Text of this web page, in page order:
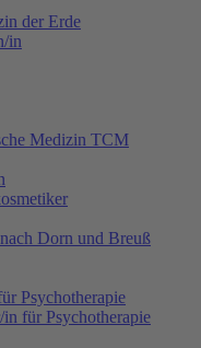
der Erde
in
Medizin TCM
Dorn und Breuß
Psychotherapie
für Psychotherapie